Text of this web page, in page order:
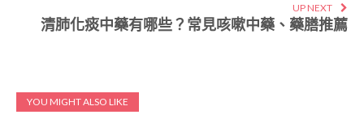
UP NEXT
清肺化痰中藥有哪些？常見咳嗽中藥、藥膳推薦
YOU MIGHT ALSO LIKE